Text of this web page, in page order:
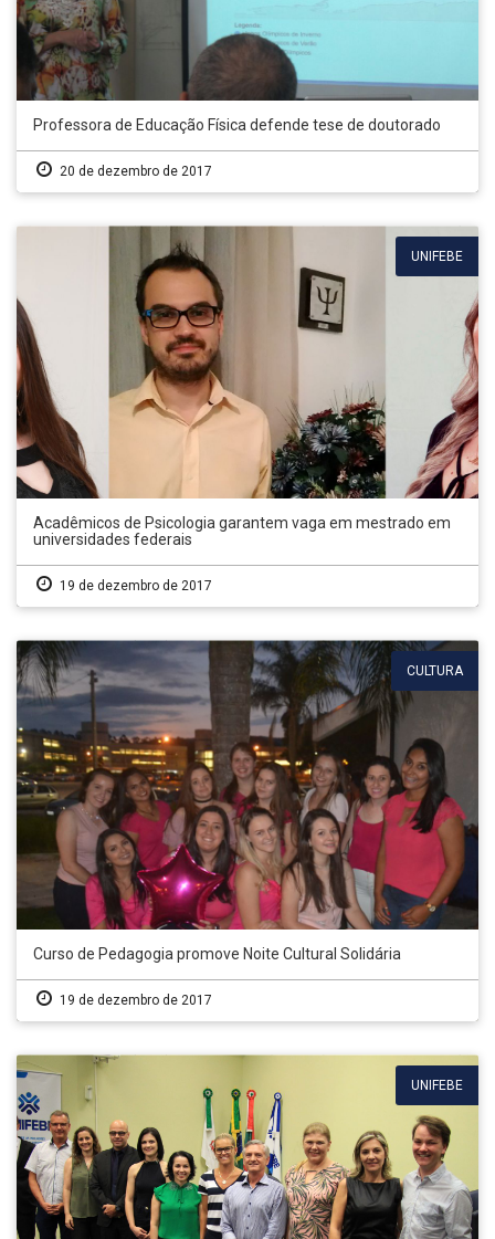
Professora de Educação Física defende tese de doutorado
20 de dezembro de 2017
UNIFEBE
Acadêmicos de Psicologia garantem vaga em mestrado em
universidades federais
19 de dezembro de 2017
CULTURA
Curso de Pedagogia promove Noite Cultural Solidária
19 de dezembro de 2017
UNIFEBE